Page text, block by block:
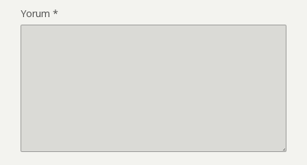
Yorum *